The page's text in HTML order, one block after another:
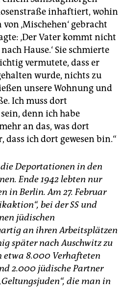
inhaftiert, wohin
‚Mischehen‘ gebracht
‚Der Vater kommt nicht
Hause.‘ Sie schmierte
vermutete, dass er
wurde, nichts zu
unsere Wohnung und
Ich muss dort
denn ich habe
an das, was dort
dass ich dort gewesen bin.“
Deportationen in den
Ende 1942 lebten nur
in Berlin. Am 27. Februar
bei der SS und
jüdischen
an ihren Arbeitsplätzen
später nach Auschwitz zu
etwa 8.000 Verhafteten
2.000 jüdische Partner
die man in